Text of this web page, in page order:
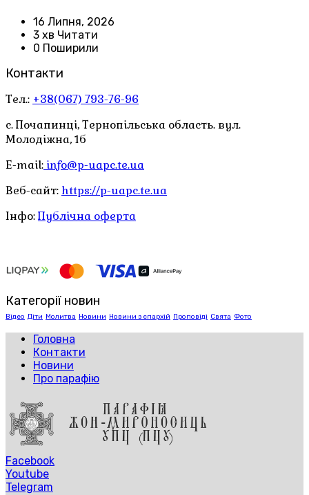
16 Липня, 2026
3 хв Читати
0 Поширили
Контакти
Тел.: +38(067) 793-76-96
с. Почапинці, Тернопільська область. вул.
Молодіжна, 1б
E-mail: info@p-uapc.te.ua
Веб-сайт: https://p-uapc.te.ua
Інфо:Публічна оферта
Категорії новин
Відео Діти Молитва Новини Новини з єпархій Проповіді Свята Фото
Головна
Контакти
Новини
Про парафію
Facebook
Youtube
Telegram